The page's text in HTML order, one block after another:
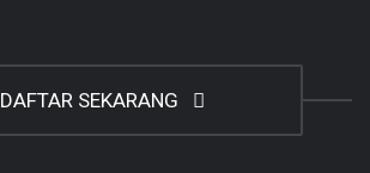
DAFTAR SEKARANG